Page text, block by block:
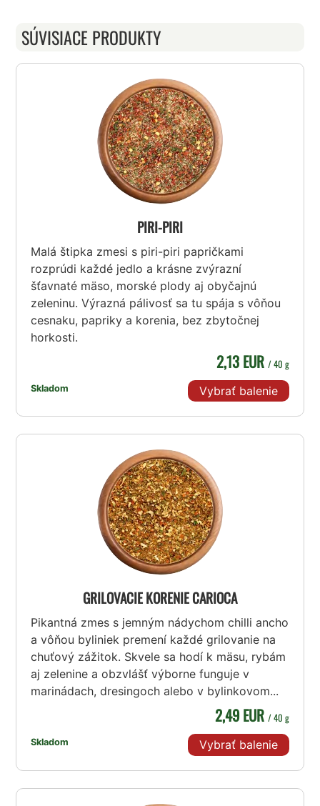
SÚVISIACE PRODUKTY
PIRI-PIRI
Malá štipka zmesi s piri-piri papričkami
rozprúdi každé jedlo a krásne zvýrazní
šťavnaté mäso, morské plody aj obyčajnú
zeleninu. Výrazná pálivosť sa tu spája s vôňou
cesnaku, papriky a korenia, bez zbytočnej
horkosti.
Skladom
2,13 EUR / 40 g
Vybrať balenie
GRILOVACIE KORENIE CARIOCA
Pikantná zmes s jemným nádychom chilli ancho
a vôňou byliniek premení každé grilovanie na
chuťový zážitok. Skvele sa hodí k mäsu, rybám
aj zelenine a obzvlášť výborne funguje v
marinádach, dresingoch alebo v bylinkovom...
Skladom
2,49 EUR / 40 g
Vybrať balenie